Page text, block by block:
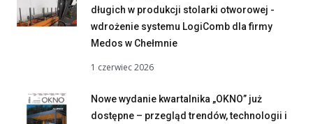
długich w produkcji stolarki otworowej -
wdrożenie systemu LogiComb dla firmy
Medos w Chełmnie
1 czerwiec 2026
Nowe wydanie kwartalnika „OKNO” już
dostępne – przegląd trendów, technologii i